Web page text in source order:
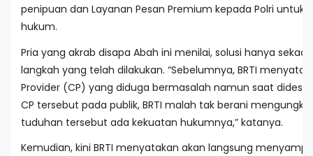
penipuan dan Layanan Pesan Premium kepada Polri untuk
hukum.
Pria yang akrab disapa Abah ini menilai, solusi hanya
langkah yang telah dilakukan. “Sebelumnya, BRTI
Provider (CP) yang diduga bermasalah namun saat
CP tersebut pada publik, BRTI malah tak berani
tuduhan tersebut ada kekuatan hukumnya,” katanya.
Kemudian, kini BRTI menyatakan akan langsung